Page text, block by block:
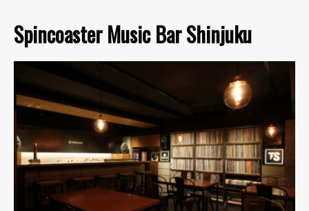
Spincoaster Music Bar Shinjuku